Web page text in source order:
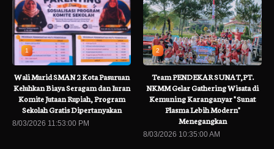
1
Wali Murid SMAN 2 Kota Pasuruan
Keluhkan Biaya Seragam dan Iuran
Komite Jutaan Rupiah, Program
Sekolah Gratis Dipertanyakan
8/03/2026 11:53:00 PM
2
Team PENDEKAR SUNAT,PT.
NKMM Gelar Gathering Wisata di
Kemuning Karanganyar " Sunat
Plasma Lebih Modern"
Menegangkan
8/03/2026 10:35:00 AM